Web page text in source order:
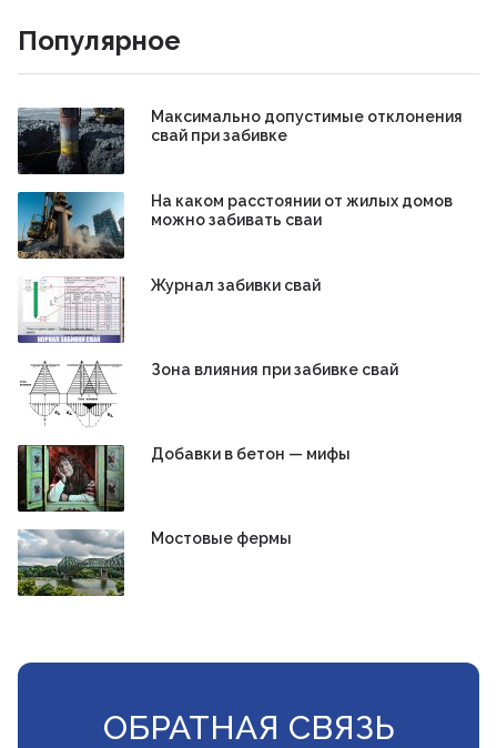
Популярное
Максимально допустимые отклонения
свай при забивке
На каком расстоянии от жилых домов
можно забивать сваи
Журнал забивки свай
Зона влияния при забивке свай
Добавки в бетон — мифы
Мостовые фермы
ОБРАТНАЯ СВЯЗЬ